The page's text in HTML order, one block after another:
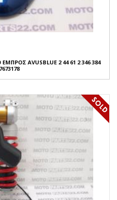
AVUSBLUE 2 44 61 2 346 384